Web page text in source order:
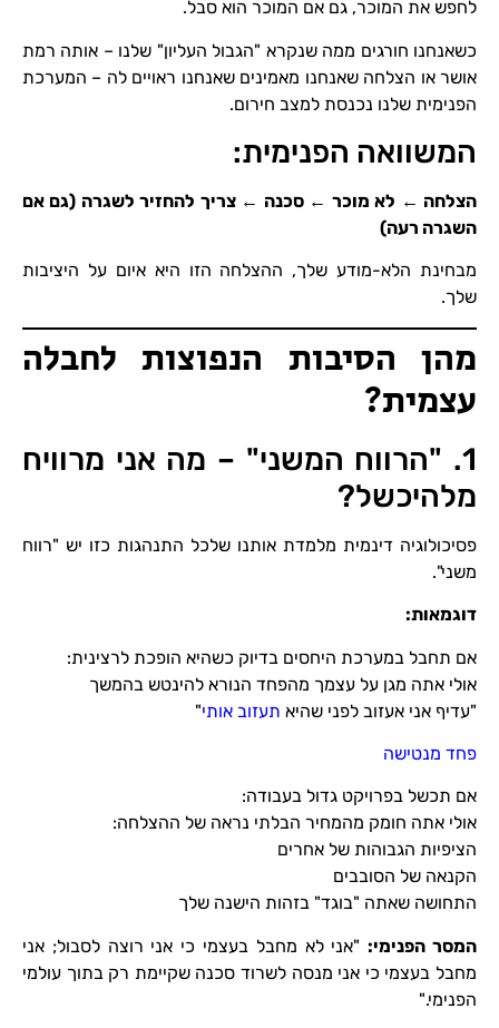
לחפש את המוכר, גם אם המוכר הוא סבל.
כשאנחנו חורגים ממה שנקרא "הגבול העליון" שלנו – אותה רמת
אושר או הצלחה שאנחנו מאמינים שאנחנו ראויים לה – המערכת
הפנימית שלנו נכנסת למצב חירום.
המשוואה הפנימית:
הצלחה ← לא מוכר ← סכנה ← צריך להחזיר לשגרה (גם אם
השגרה רעה)
מבחינת הלא-מודע שלך, ההצלחה הזו היא איום על היציבות
שלך.
מהן הסיבות הנפוצות לחבלה
עצמית?
1. "הרווח המשני" – מה אני מרוויח
מלהיכשל?
פסיכולוגיה דינמית מלמדת אותנו שלכל התנהגות כזו יש "רווח
משני".
דוגמאות:
אם תחבל במערכת היחסים בדיוק כשהיא הופכת לרצינית:
אולי אתה מגן על עצמך מהפחד הנורא להינטש בהמשך
"עדיף אני אעזוב לפני שהיא תעזוב אותי"
פחד מנטישה
אם תכשל בפרויקט גדול בעבודה:
אולי אתה חומק מהמחיר הבלתי נראה של ההצלחה:
הציפיות הגבוהות של אחרים
הקנאה של הסובבים
התחושה שאתה "בוגד" בזהות הישנה שלך
המסר הפנימי: "אני לא מחבל בעצמי כי אני רוצה לסבול; אני
מחבל בעצמי כי אני מנסה לשרוד סכנה שקיימת רק בתוך עולמי
הפנימי."